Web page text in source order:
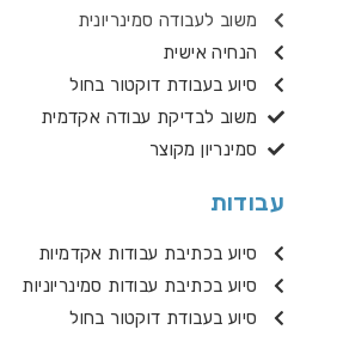
משוב לעבודה סמינריונית
הנחיה אישית
סיוע בעבודת דוקטור בחול
משוב לבדיקת עבודה אקדמית
סמינריון מקוצר
עבודות
סיוע בכתיבת עבודות אקדמיות
סיוע בכתיבת עבודות סמינריוניות
סיוע בעבודת דוקטור בחול